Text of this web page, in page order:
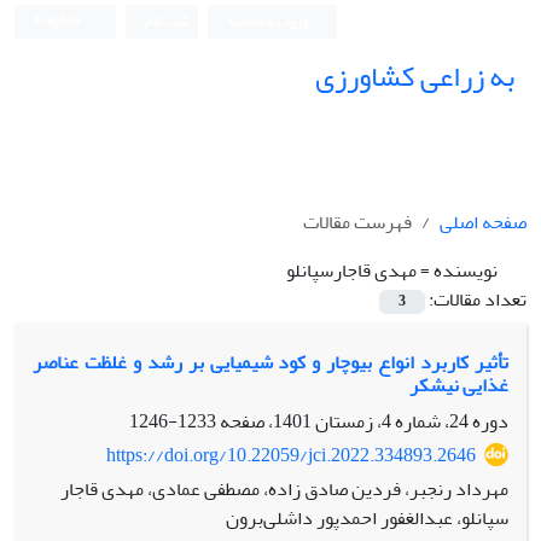
به زراعی کشاورزی
صفحه اصلی
فهرست مقالات
نویسنده =مهدی قاجارسپانلو
تعداد مقالات:
3
تأثیر کاربرد انواع بیوچار و کود شیمیایی بر رشد و غلظت عناصر
غذایی نیشکر
دوره 24، شماره 4، زمستان 1401، صفحه
1233-1246
https://doi.org/10.22059/jci.2022.334893.2646
مهرداد رنجبر، فردین صادق زاده، مصطفی عمادی، مهدی قاجار
سپانلو، عبدالغفور احمدپور داشلی‌برون